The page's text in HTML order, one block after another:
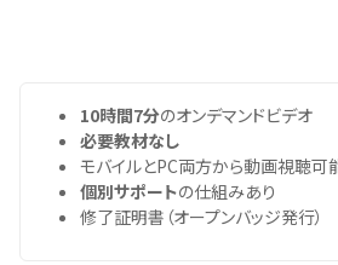
10時間7分のオンデマンドビデオ
必要教材なし
モバイルとPC両方から動画視聴可
個別サポートの仕組みあり
修了証明書（オープンバッジ発行）